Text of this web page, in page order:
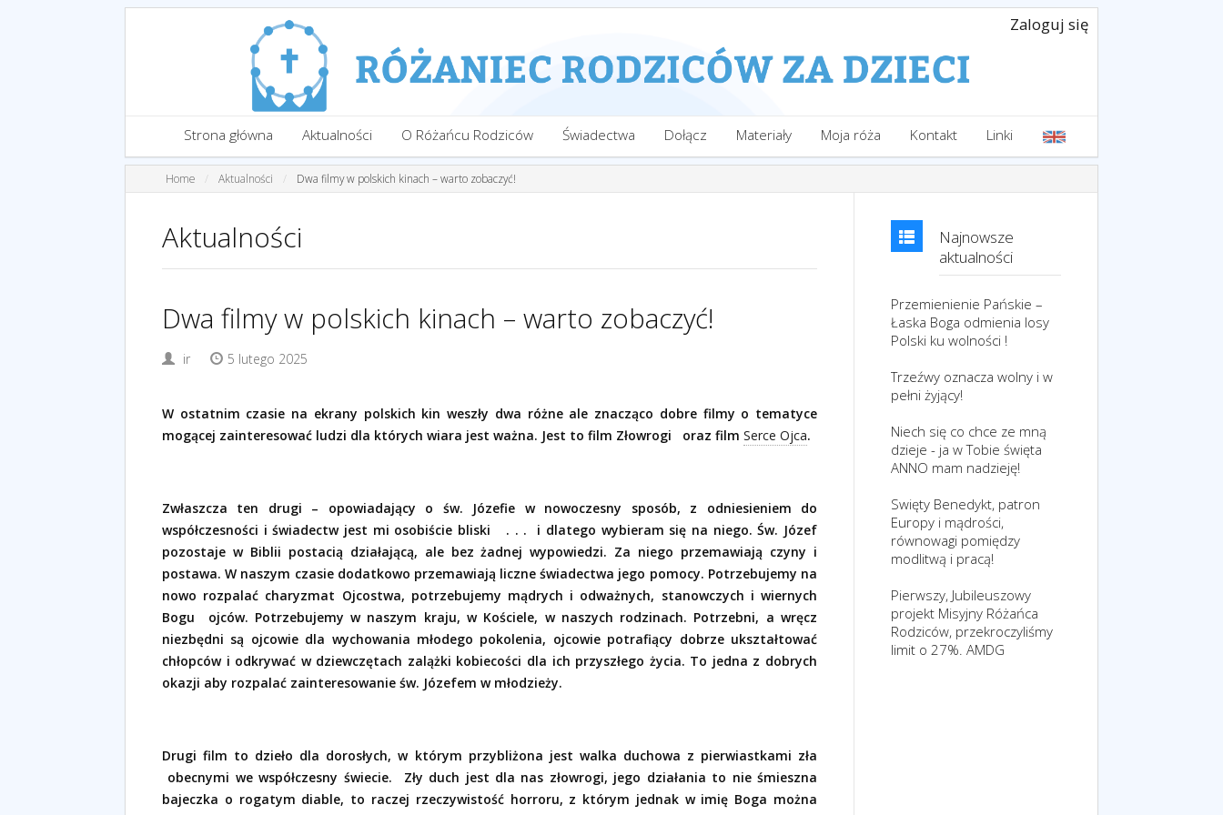
Zaloguj się
Strona główna Aktualności O Różańcu Rodziców Świadectwa Dołącz Materiały Moja róża Kontakt Linki
Home Aktualności Dwa filmy w polskich kinach – warto zobaczyć!
Aktualności
Dwa filmy w polskich kinach – warto zobaczyć!
ir 5 lutego 2025
W ostatnim czasie na ekrany polskich kin weszły dwa różne ale znacząco dobre filmy o tematyce
mogącej zainteresować ludzi dla których wiara jest ważna. Jest to film Złowrogi
oraz film Serce Ojca.
Zwłaszcza ten drugi – opowiadający o św. Józefie w nowoczesny sposób, z odniesieniem do
współczesności i świadectw jest mi osobiście bliski
. . .
i dlatego wybieram się na niego. Św. Józef
pozostaje w Biblii postacią działającą, ale bez żadnej wypowiedzi. Za niego przemawiają czyny i
postawa. W naszym czasie dodatkowo przemawiają liczne świadectwa jego pomocy. Potrzebujemy na
nowo rozpalać charyzmat Ojcostwa, potrzebujemy mądrych i odważnych, stanowczych i wiernych
Bogu
ojców. Potrzebujemy w naszym kraju, w Kościele, w naszych rodzinach. Potrzebni, a wręcz
niezbędni są ojcowie dla wychowania młodego pokolenia, ojcowie potrafiący dobrze ukształtować
chłopców i odkrywać w dziewczętach zalążki kobiecości dla ich przyszłego życia. To jedna z dobrych
okazji aby rozpalać zainteresowanie św. Józefem w młodzieży.
Drugi film to dzieło dla dorosłych, w którym przybliżona jest walka duchowa z pierwiastkami zła
obecnymi we współczesny świecie.
Zły duch jest dla nas złowrogi, jego działania to nie śmieszna
bajeczka o rogatym diable, to raczej rzeczywistość horroru, z którym jednak w imię Boga można
Najnowsze
aktualności
Przemienienie Pańskie –
Łaska Boga odmienia losy
Polski ku wolności !
Trzeźwy oznacza wolny i w
pełni żyjący!
Niech się co chce ze mną
dzieje - ja w Tobie święta
ANNO mam nadzieję!
Swięty Benedykt, patron
Europy i mądrości,
równowagi pomiędzy
modlitwą i pracą!
Pierwszy, Jubileuszowy
projekt Misyjny Różańca
Rodziców, przekroczyliśmy
limit o 27%. AMDG